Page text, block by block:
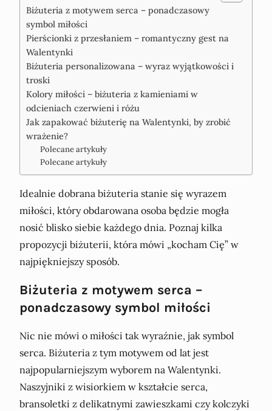
Biżuteria z motywem serca – ponadczasowy
symbol miłości
Pierścionki z przesłaniem – romantyczny gest na
Walentynki
Biżuteria personalizowana – wyraz wyjątkowości i
troski
Kolory miłości – biżuteria z kamieniami w
odcieniach czerwieni i różu
Jak zapakować biżuterię na Walentynki, by zrobić
wrażenie?
Polecane artykuły
Polecane artykuły
Idealnie dobrana biżuteria stanie się wyrazem
miłości, który obdarowana osoba będzie mogła
nosić blisko siebie każdego dnia. Poznaj kilka
propozycji biżuterii, która mówi „kocham Cię” w
najpiękniejszy sposób.
Biżuteria z motywem serca –
ponadczasowy symbol miłości
Nic nie mówi o miłości tak wyraźnie, jak symbol
serca. Biżuteria z tym motywem od lat jest
najpopularniejszym wyborem na Walentynki.
Naszyjniki z wisiorkiem w kształcie serca,
bransoletki z delikatnymi zawieszkami czy kolczyki